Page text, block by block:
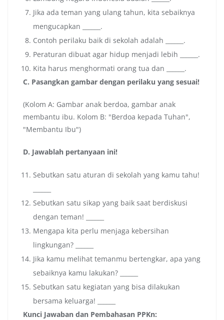
Jika ada teman yang ulang tahun, kita sebaiknya
mengucapkan ______.
Contoh perilaku baik di sekolah adalah ______.
Peraturan dibuat agar hidup menjadi lebih ______.
Kita harus menghormati orang tua dan ______.
C. Pasangkan gambar dengan perilaku yang sesuai!
(Kolom A: Gambar anak berdoa, gambar anak
membantu ibu. Kolom B: "Berdoa kepada Tuhan",
"Membantu Ibu")
D. Jawablah pertanyaan ini!
Sebutkan satu aturan di sekolah yang kamu tahu!
Sebutkan satu sikap yang baik saat berdiskusi
dengan teman! ______
Mengapa kita perlu menjaga kebersihan
lingkungan? ______
Jika kamu melihat temanmu bertengkar, apa yang
sebaiknya kamu lakukan? ______
Sebutkan satu kegiatan yang bisa dilakukan
bersama keluarga! ______
Kunci Jawaban dan Pembahasan PPKn: